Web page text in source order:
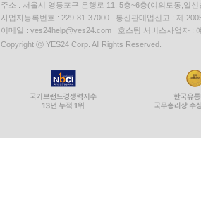
주소 : 서울시 영등포구 은행로 11, 5층~6층(여의도동,일신
사업자등록번호 : 229-81-37000 통신판매업신고 : 제
이메일 : yes24help@yes24.com 호스팅 서비스사업자 :
Copyright ⓒ YES24 Corp. All Rights Reserved.